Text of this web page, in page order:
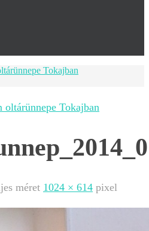
Tokajban
Tokajban
méret 1024 × 614 pixel